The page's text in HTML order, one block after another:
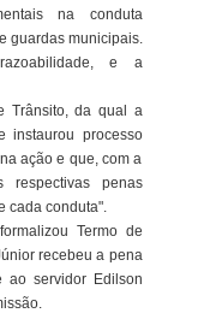
na conduta
guardas municipais.
e a
Trânsito, da qual a
instaurou processo
ação e que, com a
respectivas penas
cada conduta".
Termo de
recebeu a pena
servidor Edilson